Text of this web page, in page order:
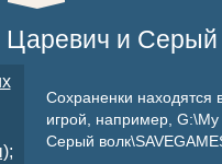
Царевич и Серый
Сохраненки находятся
игрой, например,
Серый